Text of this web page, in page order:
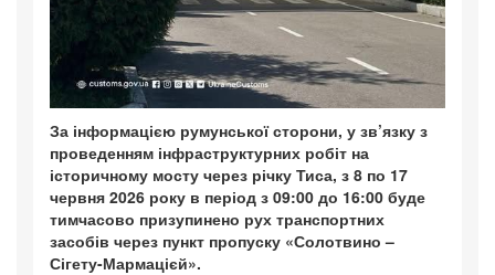
За інформацією румунської сторони, у зв’язку з
проведенням інфраструктурних робіт на
історичному мосту через річку Тиса, з 8 по 17
червня 2026 року в період з 09:00 до 16:00 буде
тимчасово призупинено рух транспортних
засобів через пункт пропуску «Солотвино –
Сігету-Мармацієй».